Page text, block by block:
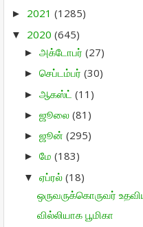
► 2021 (1285)
▼ 2020 (645)
► அக்டோபர் (27)
► செப்டம்பர் (30)
► ஆகஸ்ட் (11)
► ஜூலை (81)
► ஜூன் (295)
► மே (183)
▼ ஏப்ரல் (18)
ஒருவருக்கொருவர்
வில்லியாக பூமிகா